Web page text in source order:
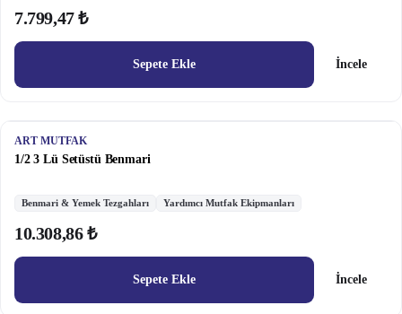
7.799,47 ₺
Sepete Ekle İncele
ART MUTFAK
1/2 3 Lü Setüstü Benmari
Benmari & Yemek Tezgahları Yardımcı Mutfak Ekipmanları
10.308,86 ₺
Sepete Ekle İncele